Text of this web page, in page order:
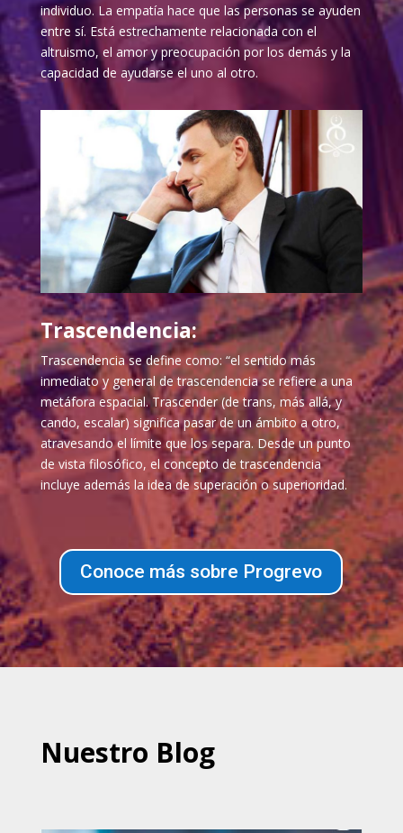
individuo. La empatía hace que las personas se ayuden
entre sí. Está estrechamente relacionada con el
altruismo, el amor y preocupación por los demás y la
capacidad de ayudarse el uno al otro.
Trascendencia:
Trascendencia se define como: “el sentido más
inmediato y general de trascendencia se refiere a una
metáfora espacial. Trascender (de trans, más allá, y
cando, escalar) significa pasar de un ámbito a otro,
atravesando el límite que los separa. Desde un punto
de vista filosófico, el concepto de trascendencia
incluye además la idea de superación o superioridad.
Conoce más sobre Progrevo
Nuestro Blog